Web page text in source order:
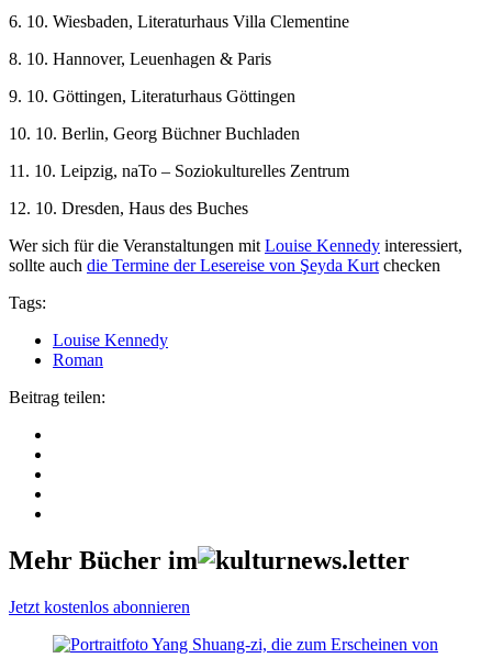
6. 10. Wiesbaden, Literaturhaus Villa Clementine
8. 10. Hannover, Leuenhagen & Paris
9. 10. Göttingen, Literaturhaus Göttingen
10. 10. Berlin, Georg Büchner Buchladen
11. 10. Leipzig, naTo – Soziokulturelles Zentrum
12. 10. Dresden, Haus des Buches
Wer sich für die Veranstaltungen mit Louise Kennedy interessiert,
sollte auch die Termine der Lesereise von Şeyda Kurt checken
Tags:
Louise Kennedy
Roman
Beitrag teilen:
Mehr Bücher im
Jetzt kostenlos abonnieren